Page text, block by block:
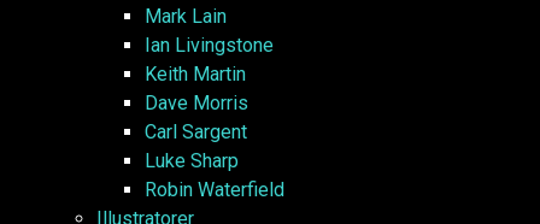
Mark Lain
Ian Livingstone
Keith Martin
Dave Morris
Carl Sargent
Luke Sharp
Robin Waterfield
Illustratorer